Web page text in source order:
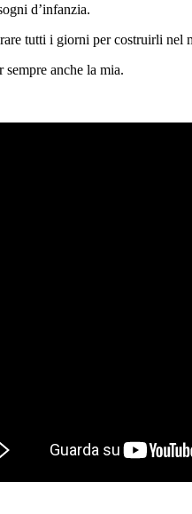
d’infanzia.
tutti i giorni per costruirli nel
anche la mia.